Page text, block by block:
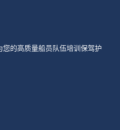
的高质量船员队伍培训保驾护